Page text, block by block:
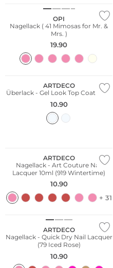
OPI
Nagellack ( 41 Mimosas for Mr. &
Mrs. )
19.90
ARTDECO
Überlack - Gel Look Top Coat 10ml
10.90
ARTDECO
Nagellack - Art Couture Nail
Lacquer 10ml (919 Wintertime)
10.90
+ 31
ARTDECO
Nagellack - Quick Dry Nail Lacquer
(79 Iced Rose)
10.90